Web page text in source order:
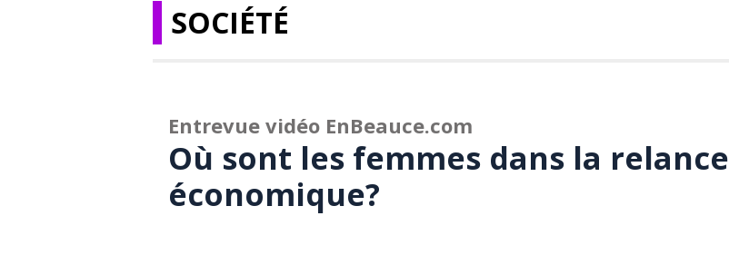
SOCIÉTÉ
Entrevue vidéo EnBeauce.com
Où sont les femmes dans la relance
économique?